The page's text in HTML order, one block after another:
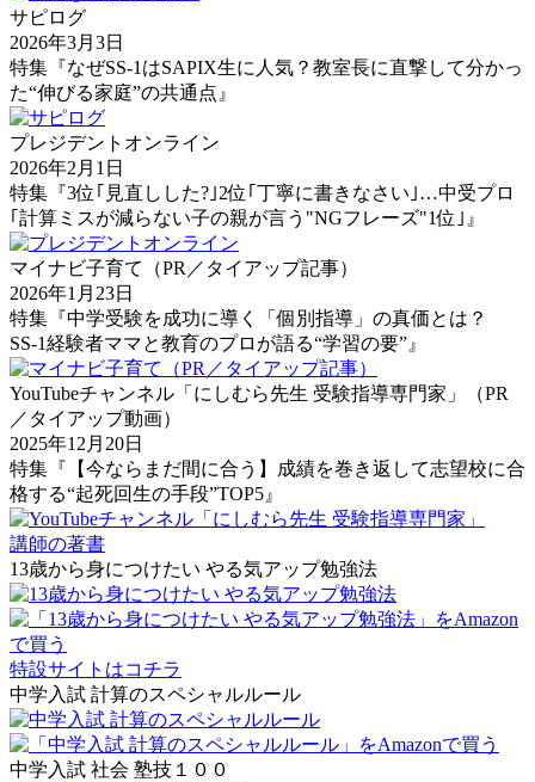
サピログ
2026年3月3日
特集『なぜSS-1はSAPIX生に人気？教室長に直撃して分かっ
た“伸びる家庭”の共通点』
プレジデントオンライン
2026年2月1日
特集『3位｢見直しした?｣2位｢丁寧に書きなさい｣…中受プロ
｢計算ミスが減らない子の親が言う"NGフレーズ"1位｣』
マイナビ子育て（PR／タイアップ記事）
2026年1月23日
特集『中学受験を成功に導く「個別指導」の真価とは？
SS-1経験者ママと教育のプロが語る“学習の要”』
YouTubeチャンネル「にしむら先生 受験指導専門家」（PR
／タイアップ動画）
2025年12月20日
特集『【今ならまだ間に合う】成績を巻き返して志望校に合
格する“起死回生の手段”TOP5』
講師の著書
13歳から身につけたい やる気アップ勉強法
特設サイトはコチラ
中学入試 計算のスペシャルルール
中学入試 社会 塾技１００